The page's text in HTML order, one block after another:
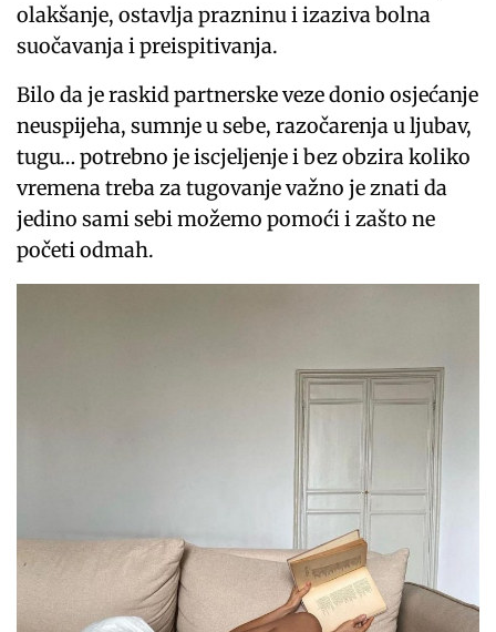
olakšanje, ostavlja prazninu i izaziva bolna
suočavanja i preispitivanja.
Bilo da je raskid partnerske veze donio osjećanje
neuspijeha, sumnje u sebe, razočarenja u ljubav,
tugu… potrebno je iscjeljenje i bez obzira koliko
vremena treba za tugovanje važno je znati da
jedino sami sebi možemo pomoći i zašto ne
početi odmah.